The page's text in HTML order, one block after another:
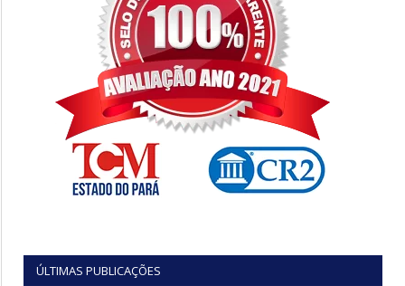
ÚLTIMAS PUBLICAÇÕES